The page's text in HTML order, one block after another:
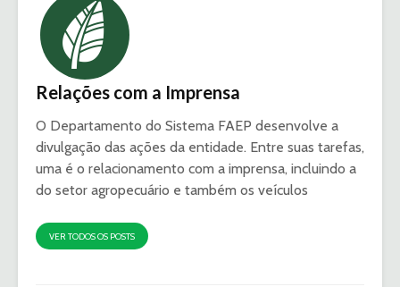
Relações com a Imprensa
O Departamento do Sistema FAEP desenvolve a
divulgação das ações da entidade. Entre suas tarefas,
uma é o relacionamento com a imprensa, incluindo a
do setor agropecuário e também os veículos
VER TODOS OS POSTS